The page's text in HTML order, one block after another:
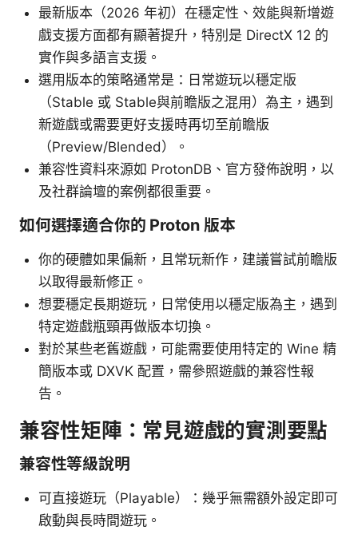
最新版本（2026 年初）在穩定性、效能與新增遊
戲支援方面都有顯著提升，特別是 DirectX 12 的
實作與多語言支援。
選用版本的策略通常是：日常遊玩以穩定版
（Stable 或 Stable與前瞻版之混用）為主，遇到
新遊戲或需要更好支援時再切至前瞻版
（Preview/Blended）。
兼容性資料來源如 ProtonDB、官方發佈說明，以
及社群論壇的案例都很重要。
如何選擇適合你的 Proton 版本
你的硬體如果偏新，且常玩新作，建議嘗試前瞻版
以取得最新修正。
想要穩定長期遊玩，日常使用以穩定版為主，遇到
特定遊戲瓶頸再做版本切換。
對於某些老舊遊戲，可能需要使用特定的 Wine 精
簡版本或 DXVK 配置，需參照遊戲的兼容性報
告。
兼容性矩陣：常見遊戲的實測要點
兼容性等級說明
可直接遊玩（Playable）：幾乎無需額外設定即可
啟動與長時間遊玩。